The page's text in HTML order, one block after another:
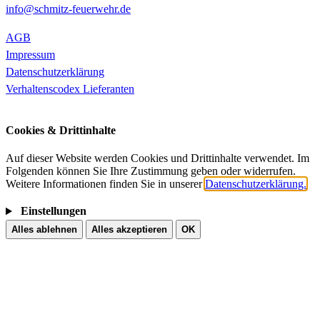
info@schmitz-feuerwehr.de
AGB
Impressum
Datenschutzerklärung
Verhaltenscodex Lieferanten
Cookies & Drittinhalte
Auf dieser Website werden Cookies und Drittinhalte verwendet. Im
Folgenden können Sie Ihre Zustimmung geben oder widerrufen.
Weitere Informationen finden Sie in unsererDatenschutzerklärung.
Einstellungen
Alles ablehnen Alles akzeptieren OK